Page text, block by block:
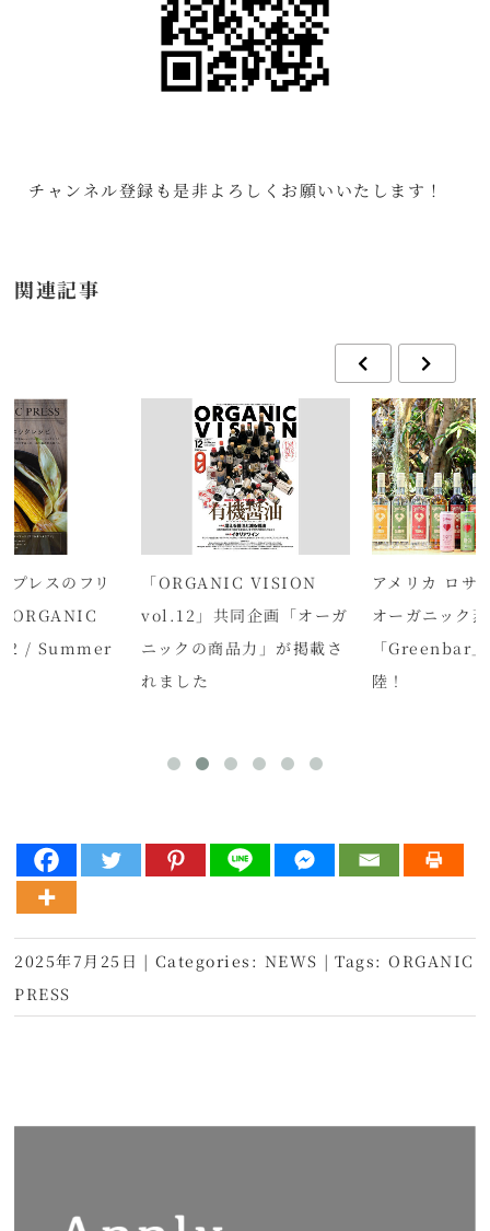
チャンネル登録も是非よろしくお願いいたします！
関連記事
プレスのフリ
ORGANIC
/ Summer
「ORGANIC VISION
vol.12」共同企画「オーガ
ニックの商品力」が掲載さ
れました
アメリカ ロサ
オーガニック
「Greenbar
陸！
2025年7月25日 | Categories: NEWS | Tags:ORGANIC
PRESS